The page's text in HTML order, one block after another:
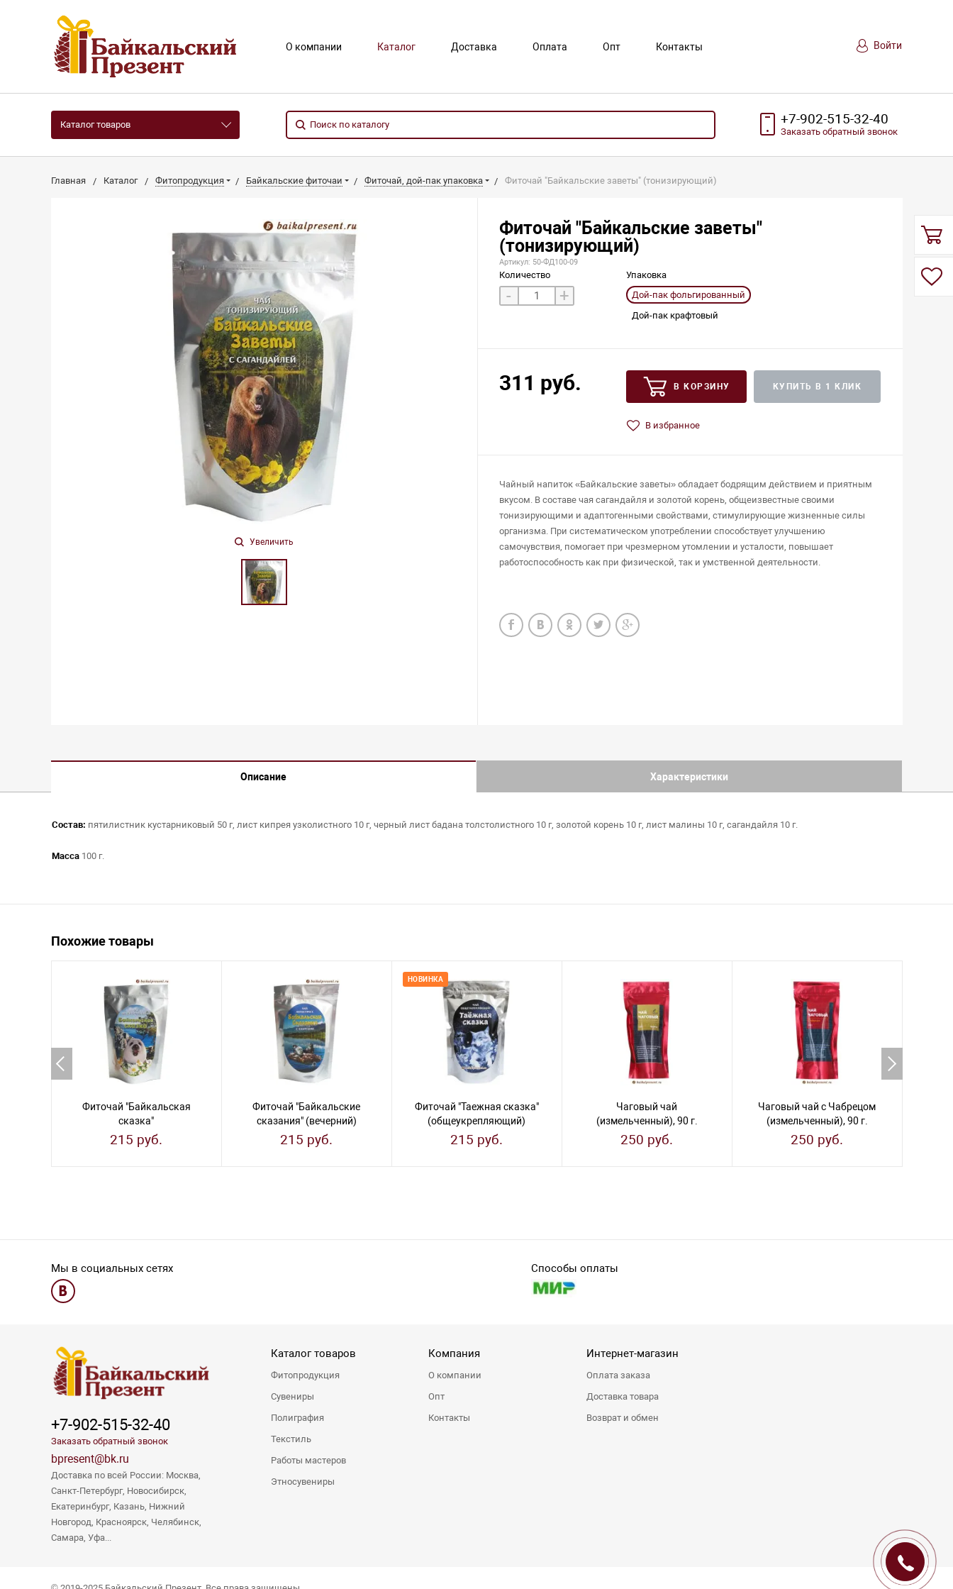
О компании Каталог Доставка Оплата Опт Контакты Войти
Каталог товаров +7-902-515-32-40
Заказать обратный звонок
Главная Каталог Фитопродукция Байкальские фиточаи Фиточай, дой-пак упаковка Фиточай "Байкальские заветы" (тонизирующий)
Увеличить
Фиточай "Байкальские заветы"
(тонизирующий)
Артикул: 50-ФД100-09
Количество
- +
Упаковка
Дой-пак фольгированный
Дой-пак крафтовый
311 руб. В КОРЗИНУ КУПИТЬ В 1 КЛИК
В избранное
Чайный напиток «Байкальские заветы» обладает бодрящим действием и приятным
вкусом. В составе чая сагандайля и золотой корень, общеизвестные своими
тонизирующими и адаптогенными свойствами, стимулирующие жизненные силы
организма. При систематическом употреблении способствует улучшению
самочувствия, помогает при чрезмерном утомлении и усталости, повышает
работоспособность как при физической, так и умственной деятельности.
Описание Характеристики
Состав: пятилистник кустарниковый 50 г, лист кипрея узколистного 10 г, черный лист бадана толстолистного 10 г, золотой корень 10 г, лист малины 10 г, сагандайля 10 г.
Масса100 г.
Похожие товары
Фиточай "Байкальская
сказка"
(общеукрепляющий)
215 руб.
Фиточай "Байкальские
сказания" (вечерний)
215 руб.
НОВИНКА
Фиточай "Таежная сказка"
(общеукрепляющий)
215 руб.
Чаговый чай
(измельченный), 90 г.
250 руб.
Чаговый чай с Чабрецом
(измельченный), 90 г.
250 руб.
Мы в социальных сетях Способы оплаты
+7-902-515-32-40
Заказать обратный звонок
bpresent@bk.ru
Доставка по всей России: Москва,
Санкт-Петербург, Новосибирск,
Екатеринбург, Казань, Нижний
Новгород, Красноярск, Челябинск,
Самара, Уфа...
Каталог товаров
Фитопродукция
Сувениры
Полиграфия
Текстиль
Работы мастеров
Этносувениры
Компания
О компании
Опт
Контакты
Интернет-магазин
Оплата заказа
Доставка товара
Возврат и обмен